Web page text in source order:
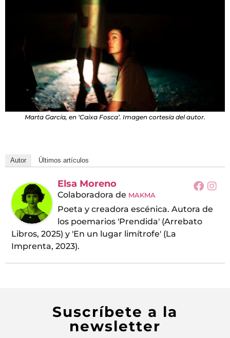
Marta García, en ‘Caixa Fosca’. Imagen cortesía del autor.
Autor Últimos artículos
Elsa Moreno
Colaboradora de MAKMA
Poeta y creadora escénica. Autora de
los poemarios 'Prendida' (Arrebato
Libros, 2025) y 'En un lugar limítrofe' (La
Imprenta, 2023).
Suscríbete a la
newsletter